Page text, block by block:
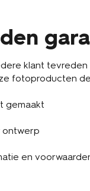
klant tevreden
fotoproducten
gemaakt
ontwerp
en